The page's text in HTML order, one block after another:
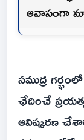
ఆవాసంగా
సముద్ర
ఛేదించే
ఆవిష్కరణ